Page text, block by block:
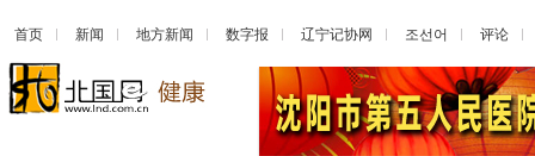
首页 新闻 地方新闻 数字报 辽宁记协网 조선어 评论